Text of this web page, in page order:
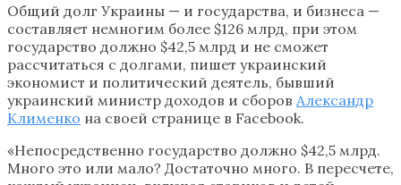
Общий долг Украины — и государства, и бизнеса —
составляет немногим более $126 млрд, при этом
государство должно $42,5 млрд и не сможет
рассчитаться с долгами, пишет украинский
экономист и политический деятель, бывший
украинский министр доходов и сборов Александр
Клименко на своей странице в Facebook.
«Непосредственно государство должно $42,5 млрд.
Много это или мало? Достаточно много. В пересчете,